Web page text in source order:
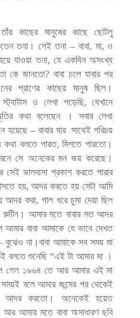
তাঁর কাছের মানুষের কাছে
ছোটলু
তনা। সেই তনা – বাবা, মা,ও
যাওয়া তনা, যে একদিন অসংখ্য
কে জানতো? বাবা চলে যাবার পর
প্রাণের কাছের মানুষ
ছিল।
স্ট্যাটাস ও লেখা পড়েছি,যেখানে
কথা বলেছেন । সবার লেখা
হয়েছে– বাবার যার সাথেই পরিচয়
কথা বলতে পারত,মিশতে পারতো।
সে অনেকের মন জয় করেছে।
সেই ভালবাসা প্রকাশ করতে পারার
হয়,আদর করতে হয় সেটা আমি
আদর করা,গাল ধরে চুমা দেয়া ছিল
রুটিন। আমার মতে বাবার মত আদর
আমার বাবা আমাকে যে ভাবে দেখত
বুঝেও না।বাবা আমাকে সব সময় মা
বলতে শুনেছি “এই টা আমার মা
।
গেল ১৯৬৪ তে আর আমার এই মা
সময়ই বলে আমার জন্মের পর থেকেই
আদর করতো। অনেকেই
হয়েত
আর আমার মতে বাবা অসাধারণ ছবি